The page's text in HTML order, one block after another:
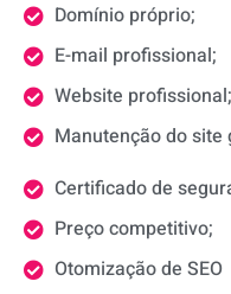
Domínio próprio;
E-mail profissional;
Website profissional;
Manutenção do site
Certificado de
Preço competitivo;
Otomização de SEO